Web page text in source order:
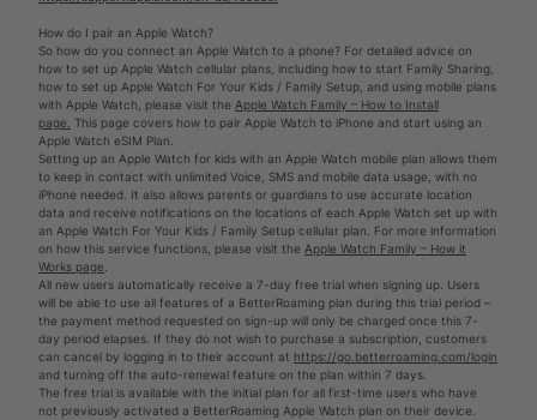
How do I pair an Apple Watch?
So how do you connect an Apple Watch to a phone? For detailed advice on
how to set up Apple Watch cellular plans, including how to start Family Sharing,
how to set up Apple Watch For Your Kids / Family Setup, and using mobile plans
with Apple Watch, please visit the Apple Watch Family – How to Install
page.
This page covers how to pair Apple Watch to iPhone and start using an
Apple Watch eSIM Plan.
Setting up an Apple Watch for kids with an Apple Watch mobile plan allows them
to keep in contact with unlimited Voice, SMS and mobile data usage, with no
iPhone needed. It also allows parents or guardians to use accurate location
data and receive notifications on the locations of each Apple Watch set up with
an Apple Watch For Your Kids / Family Setup cellular plan. For more information
on how this service functions, please visit the Apple Watch Family – How it
Works page
All new users automatically receive a 7-day free trial when signing up. Users
will be able to use all features of a BetterRoaming plan during this trial period –
the payment method requested on sign-up will only be charged once this 7-
day period elapses. If they do not wish to purchase a subscription, customers
can cancel by logging in to their account at https://go.betterroaming.com/login
and turning off the auto-renewal feature on the plan within 7 days.
The free trial is available with the initial plan for all first-time users who have
not previously activated a BetterRoaming Apple Watch plan on their device.